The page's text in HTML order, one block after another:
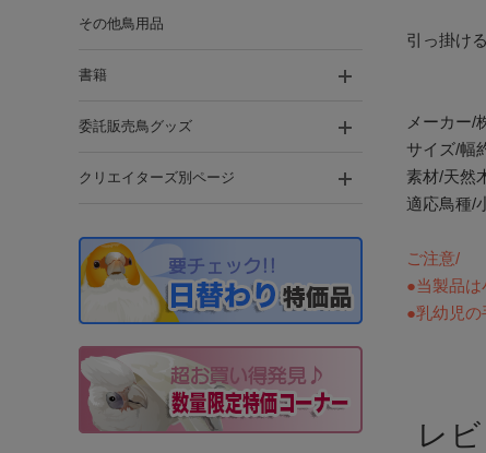
引っ掛け
メーカー/
サイズ/幅
素材/天然
適応鳥種/
ご注意/
●当製品は
●乳幼児の
レ
その他鳥用品
書籍
委託販売鳥グッズ
クリエイターズ別ページ